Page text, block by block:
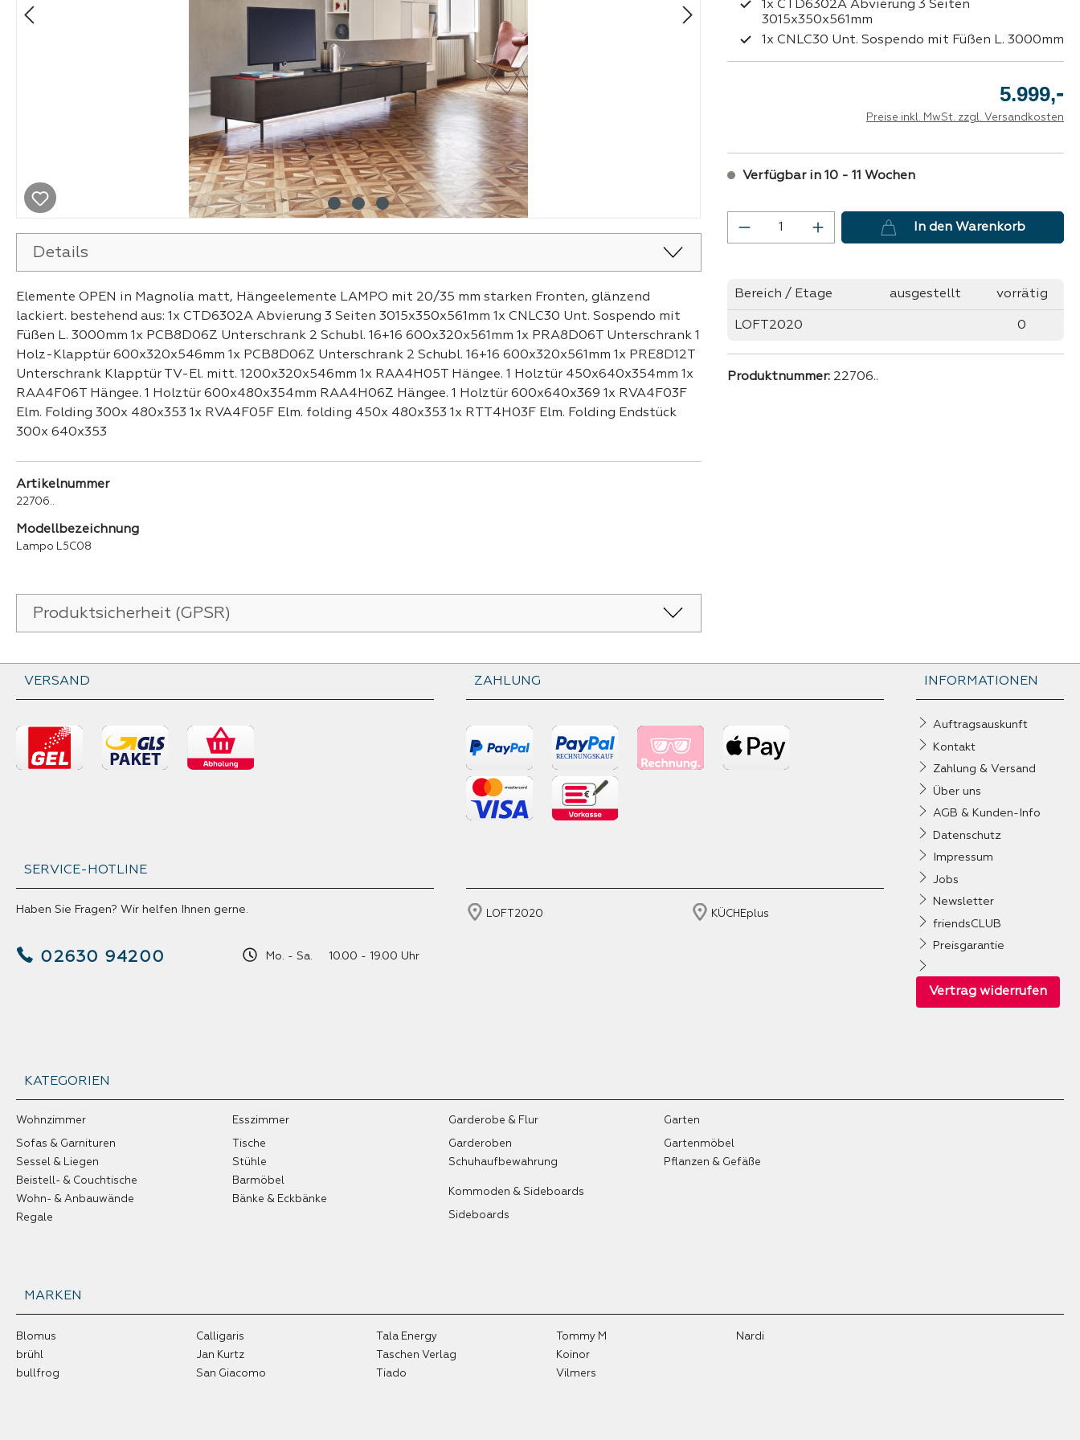
1x CTD6302A Abvierung 3 Seiten
3015x350x561mm
1x CNLC30 Unt. Sospendo mit Füßen L. 3000mm
5.999,-
Preise inkl. MwSt. zzgl. Versandkosten
Verfügbar in 10 - 11 Wochen
Produkt Anzahl: Gib denIn den Warenkorb
Bereich / Etage ausgestellt vorrätig
LOFT2020 0
Produktnummer: 22706..
Details
Elemente OPEN in Magnolia matt, Hängeelemente LAMPO mit 20/35 mm starken Fronten, glänzend
lackiert. bestehend aus: 1x CTD6302A Abvierung 3 Seiten 3015x350x561mm 1x CNLC30 Unt. Sospendo mit
Füßen L. 3000mm 1x PCB8D06Z Unterschrank 2 Schubl. 16+16 600x320x561mm 1x PRA8D06T Unterschrank 1
Holz-Klapptür 600x320x546mm 1x PCB8D06Z Unterschrank 2 Schubl. 16+16 600x320x561mm 1x PRE8D12T
Unterschrank Klapptür TV-El. mitt. 1200x320x546mm 1x RAA4H05T Hängee. 1 Holztür 450x640x354mm 1x
RAA4F06T Hängee. 1 Holztür 600x480x354mm RAA4H06Z Hängee. 1 Holztür 600x640x369 1x RVA4F03F
Elm. Folding 300x 480x353 1x RVA4F05F Elm. folding 450x 480x353 1x RTT4H03F Elm. Folding Endstück
300x 640x353
Artikelnummer
22706..
Modellbezeichnung
Lampo L5C08
Produktsicherheit (GPSR)
VERSAND ZAHLUNG
SERVICE-HOTLINE
Haben Sie Fragen? Wir helfen Ihnen gerne.
02630 94200 Mo. - Sa. 10.00 - 19.00 Uhr
LOFT2020 KÜCHEplus
INFORMATIONEN
Auftragsauskunft
Kontakt
Zahlung & Versand
Über uns
AGB & Kunden-Info
Datenschutz
Impressum
Jobs
Newsletter
friendsCLUB
Preisgarantie
KATEGORIEN
Wohnzimmer
Sofas & Garnituren
Sessel & Liegen
Beistell- & Couchtische
Wohn- & Anbauwände
Regale
Esszimmer
Tische
Stühle
Barmöbel
Bänke & Eckbänke
Garderobe & Flur
Garderoben
Schuhaufbewahrung
Kommoden & Sideboards
Sideboards
Garten
Gartenmöbel
Pflanzen & Gefäße
MARKEN
Blomus
brühl
bullfrog
Calligaris
Jan Kurtz
San Giacomo
Tala Energy
Taschen Verlag
Tiado
Tommy M
Koinor
Vilmers
Nardi